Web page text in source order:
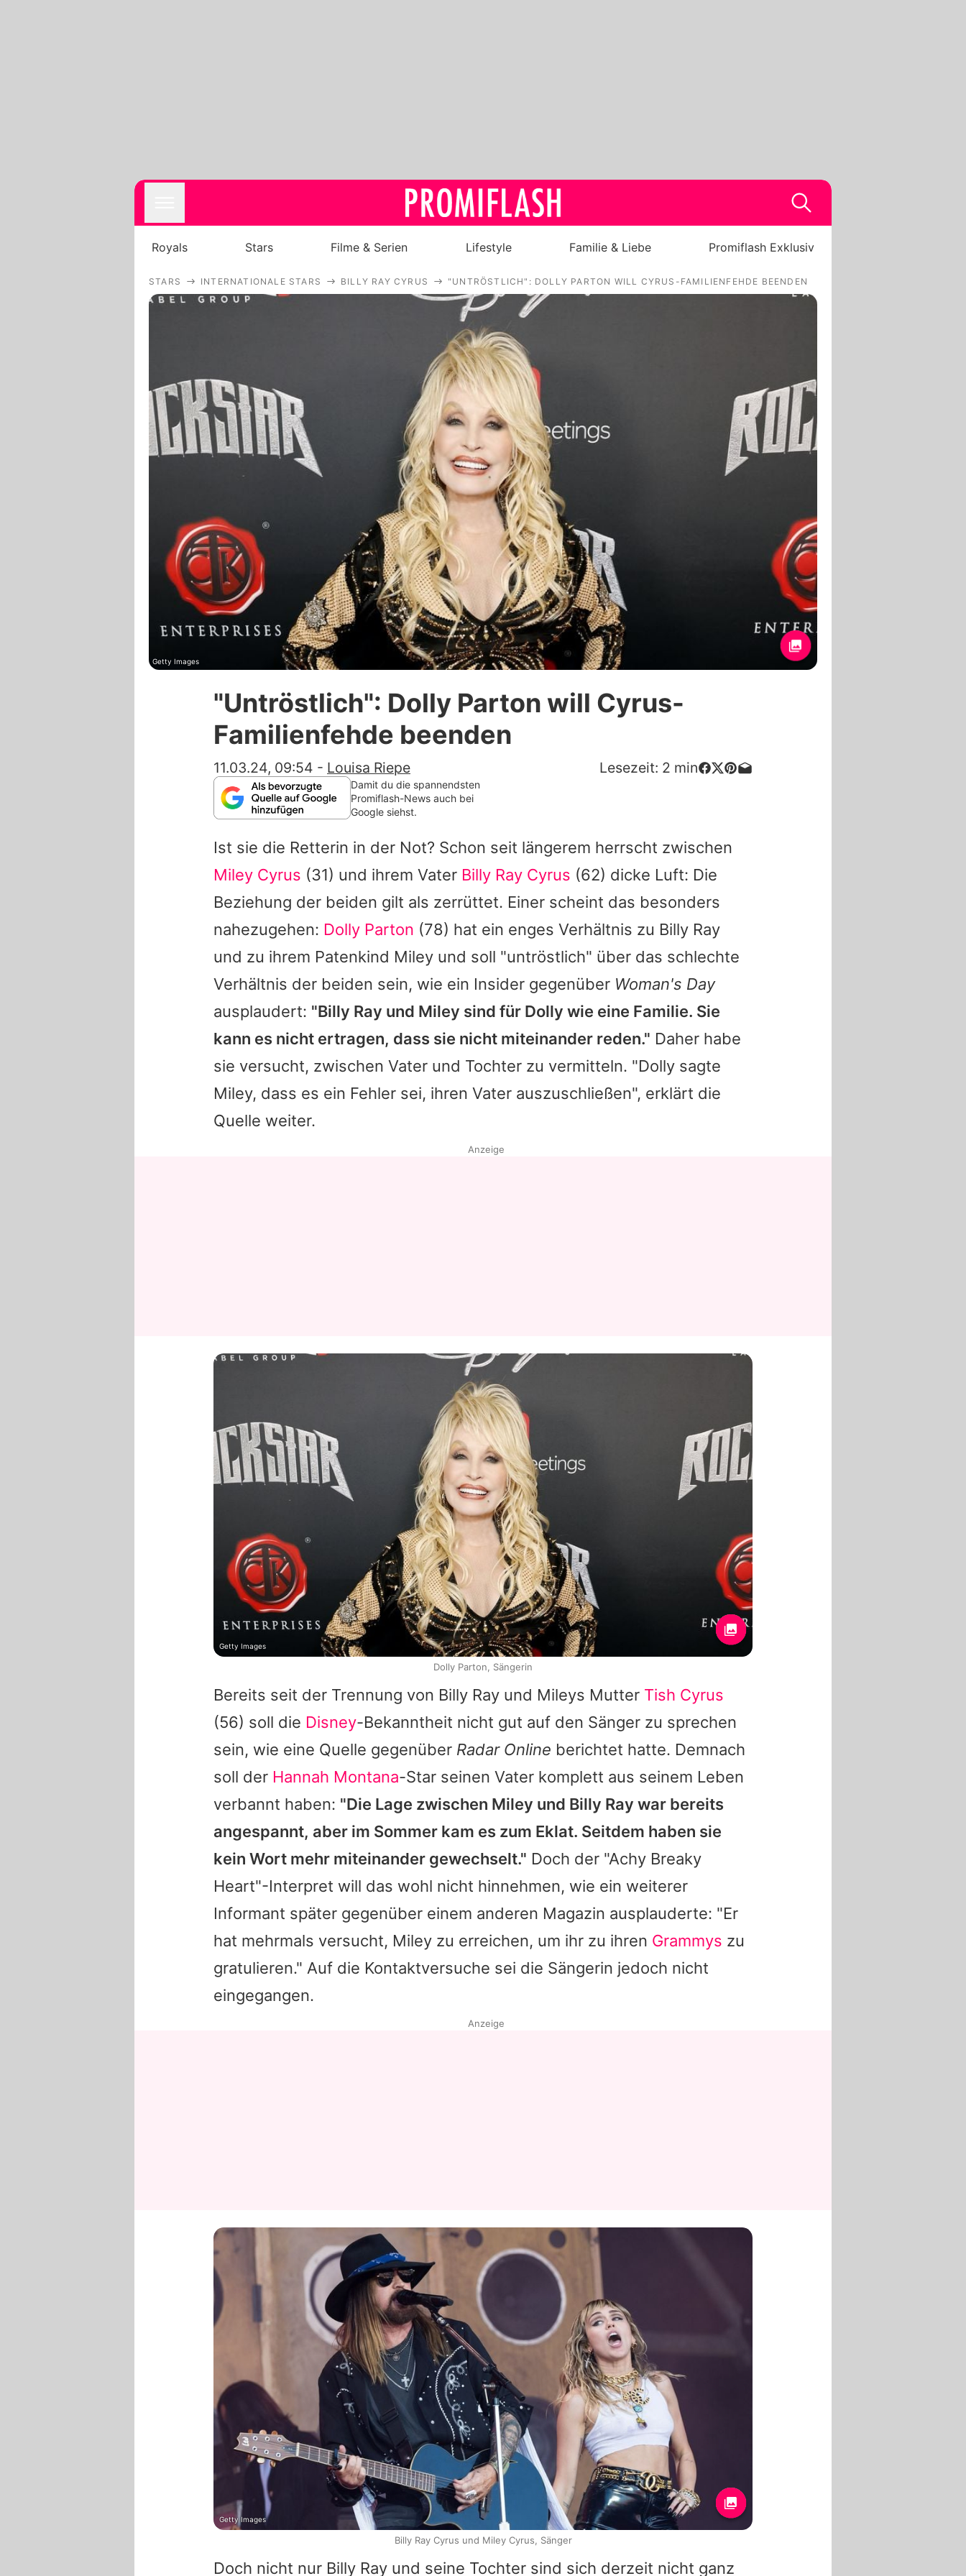
Royals
Stars
Filme & Serien
Lifestyle
Familie & Liebe
Promiflash Exklusiv
Alle Themen auf Promiflash
Jobs
App runterladen
Team
Redaktionelle Richtlinien
Impressum
Datenschutzerklärung
Nutzungsbedingungen
Utiq verwalten
Royals Stars Filme & Serien Lifestyle Familie & Liebe Promiflash Exklusiv
STARS INTERNATIONALE STARS BILLY RAY CYRUS "UNTRÖSTLICH": DOLLY PARTON WILL CYRUS-FAMILIENFEHDE BEENDEN
Getty Images
"Untröstlich": Dolly Parton will Cyrus-
Familienfehde beenden
11.03.24, 09:54 - Louisa Riepe Lesezeit: 2 min
Damit du die spannendsten
Promiflash-News auch bei
Google siehst.
Ist sie die Retterin in der Not? Schon seit längerem herrscht zwischen
Miley Cyrus (31) und ihrem Vater Billy Ray Cyrus (62) dicke Luft: Die
Beziehung der beiden gilt als zerrüttet. Einer scheint das besonders
nahezugehen: Dolly Parton (78) hat ein enges Verhältnis zu Billy Ray
und zu ihrem Patenkind Miley und soll "untröstlich" über das schlechte
Verhältnis der beiden sein, wie ein Insider gegenüber Woman's Day
ausplaudert: "Billy Ray und Miley sind für Dolly wie eine Familie. Sie
kann es nicht ertragen, dass sie nicht miteinander reden." Daher habe
sie versucht, zwischen Vater und Tochter zu vermitteln. "Dolly sagte
Miley, dass es ein Fehler sei, ihren Vater auszuschließen", erklärt die
Quelle weiter.
Bereits seit der Trennung von Billy Ray und Mileys Mutter Tish Cyrus
(56) soll die Disney-Bekanntheit nicht gut auf den Sänger zu sprechen
sein, wie eine Quelle gegenüber Radar Online berichtet hatte. Demnach
soll der Hannah Montana-Star seinen Vater komplett aus seinem Leben
verbannt haben: "Die Lage zwischen Miley und Billy Ray war bereits
angespannt, aber im Sommer kam es zum Eklat. Seitdem haben sie
kein Wort mehr miteinander gewechselt." Doch der "Achy Breaky
Heart"-Interpret will das wohl nicht hinnehmen, wie ein weiterer
Informant später gegenüber einem anderen Magazin ausplauderte: "Er
hat mehrmals versucht, Miley zu erreichen, um ihr zu ihren Grammys zu
gratulieren." Auf die Kontaktversuche sei die Sängerin jedoch nicht
eingegangen.
Doch nicht nur Billy Ray und seine Tochter sind sich derzeit nicht ganz
Anzeige
Getty Images
Dolly Parton, Sängerin
Anzeige
Getty Images
Billy Ray Cyrus und Miley Cyrus, Sänger